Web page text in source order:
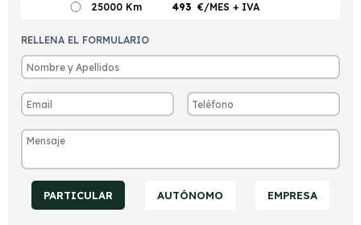
25000 Km
493 €/MES + IVA
RELLENA EL FORMULARIO
PARTICULAR AUTÓNOMO EMPRESA